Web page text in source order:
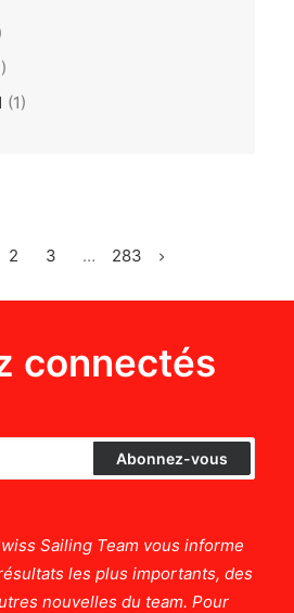
(1)
2 3 … 283
connectés
Sailing Team vous informe
les plus importants, des
nouvelles du team. Pour